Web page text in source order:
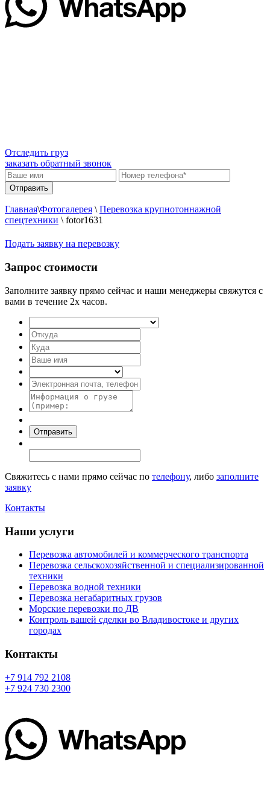
Отследить груз
заказать обратный звонок
Главная\Фотогалерея \ Перевозка крупнотоннажной
спецтехники \ fotor1631
Подать заявку на перевозку
Запрос стоимости
Заполните заявку прямо сейчас и наши менеджеры свяжутся с
вами в течение 2х часов.
Свяжитесь с нами прямо сейчас по телефону, либо заполните
заявку
Контакты
Наши услуги
Перевозка автомобилей и коммерческого транспорта
Перевозка сельскохозяйственной и специализированной
техники
Перевозка водной техники
Перевозка негабаритных грузов
Морские перевозки по ДВ
Контроль вашей сделки во Владивостоке и других
городах
Контакты
+7 914 792 2108
+7 924 730 2300